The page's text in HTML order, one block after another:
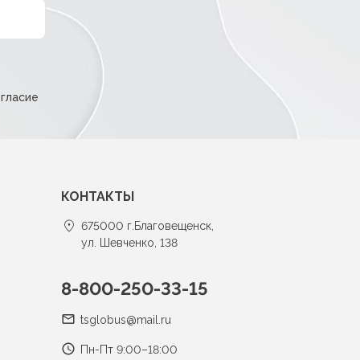
КОНТАКТЫ
675000 г.Благовещенск,
ул. Шевченко, 138
8-800-250-33-15
tsglobus@mail.ru
Пн-Пт 9:00–18:00